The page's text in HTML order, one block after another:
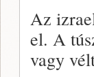
Az
el. A
vagy